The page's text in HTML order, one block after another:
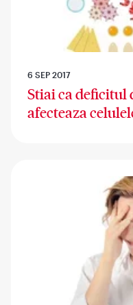
6 SEP 2017
Stiai ca deficitul
afecteaza